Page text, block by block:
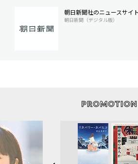
朝日新聞社のニュースサイト
朝日新聞（デジタル版）